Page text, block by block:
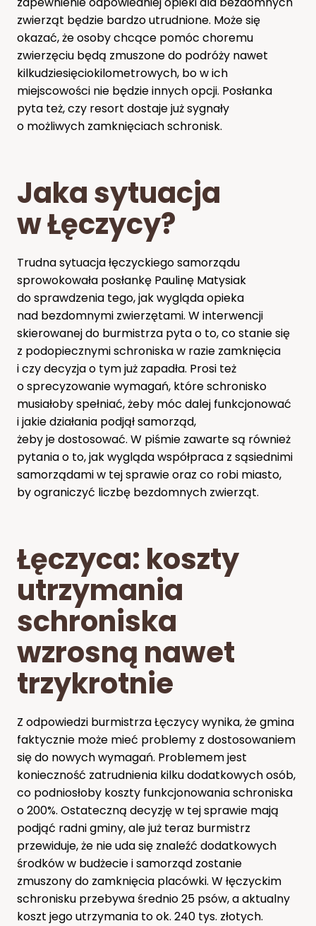
zwierząt będzie bardzo utrudnione. Może się
okazać, że osoby chcące pomóc choremu
zwierzęciu będą zmuszone do podróży nawet
kilkudziesięciokilometrowych, bo w ich
miejscowości nie będzie innych opcji. Posłanka
pyta też, czy resort dostaje już sygnały
o możliwych zamknięciach schronisk.
Jaka sytuacja
w Łęczycy?
Trudna sytuacja łęczyckiego samorządu
sprowokowała posłankę Paulinę Matysiak
do sprawdzenia tego, jak wygląda opieka
nad bezdomnymi zwierzętami. W interwencji
skierowanej do burmistrza pyta o to, co stanie się
z podopiecznymi schroniska w razie zamknięcia
i czy decyzja o tym już zapadła. Prosi też
o sprecyzowanie wymagań, które schronisko
musiałoby spełniać, żeby móc dalej funkcjonować
i jakie działania podjął samorząd,
żeby je dostosować. W piśmie zawarte są również
pytania o to, jak wygląda współpraca z sąsiednimi
samorządami w tej sprawie oraz co robi miasto,
by ograniczyć liczbę bezdomnych zwierząt.
Łęczyca: koszty
utrzymania
schroniska
wzrosną nawet
trzykrotnie
Z odpowiedzi burmistrza Łęczycy wynika, że gmina
faktycznie może mieć problemy z dostosowaniem
się do nowych wymagań. Problemem jest
konieczność zatrudnienia kilku dodatkowych osób,
co podniosłoby koszty funkcjonowania schroniska
o 200%. Ostateczną decyzję w tej sprawie mają
podjąć radni gminy, ale już teraz burmistrz
przewiduje, że nie uda się znaleźć dodatkowych
środków w budżecie i samorząd zostanie
zmuszony do zamknięcia placówki. W łęczyckim
schronisku przebywa średnio 25 psów, a aktualny
koszt jego utrzymania to ok. 240 tys. złotych.